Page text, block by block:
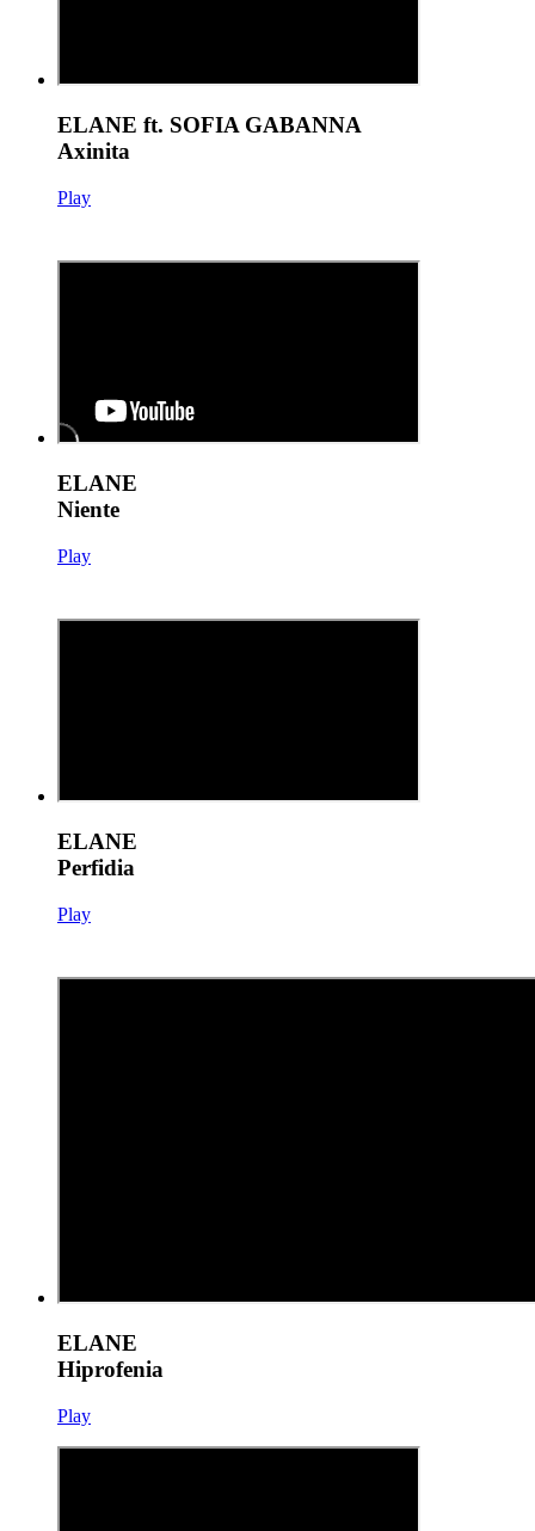
ELANE ft. SOFIA GABANNA
Axinita
Play
ELANE
Niente
Play
ELANE
Perfidia
Play
ELANE
Hiprofenia
Play